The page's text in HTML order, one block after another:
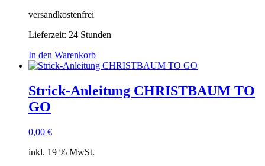
versandkostenfrei
Lieferzeit: 24 Stunden
In den Warenkorb
Strick-Anleitung CHRISTBAUM TO
GO
0,00 €
inkl. 19 % MwSt.